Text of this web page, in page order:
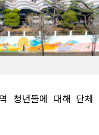
청년들에 대해 단체